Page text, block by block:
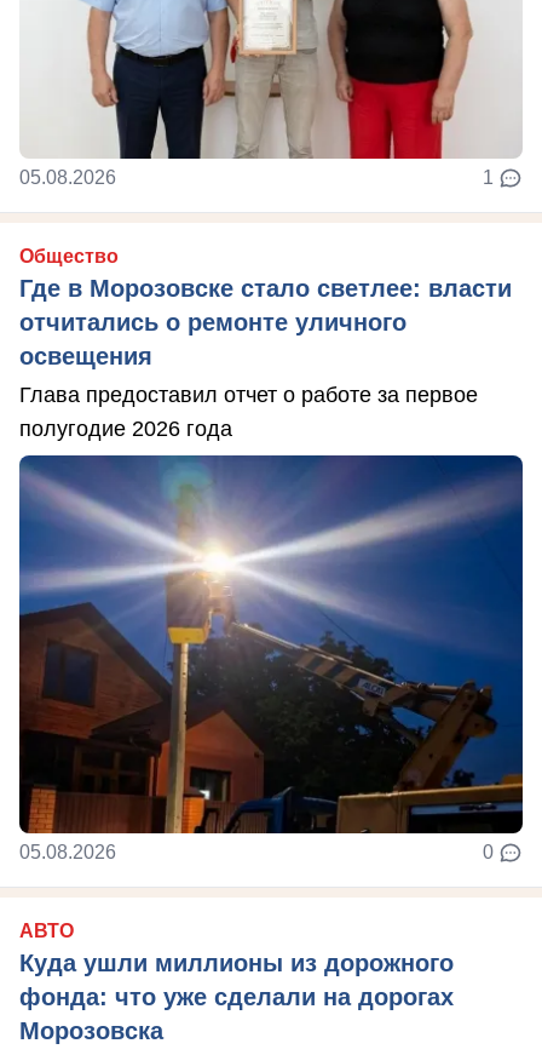
05.08.2026 1
Общество
Где в Морозовске стало светлее: власти
отчитались о ремонте уличного
освещения
Глава предоставил отчет о работе за первое
полугодие 2026 года
05.08.2026 0
АВТО
Куда ушли миллионы из дорожного
фонда: что уже сделали на дорогах
Морозовска